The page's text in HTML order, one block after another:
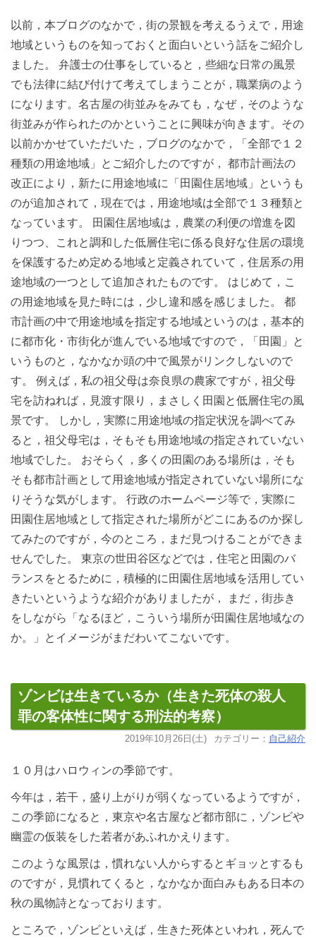
以前，本ブログのなかで，街の景観を考えるうえで，用途
地域というものを知っておくと面白いという話をご紹介し
ました。 弁護士の仕事をしていると，些細な日常の風景
でも法律に結び付けて考えてしまうことが，職業病のよう
になります。名古屋の街並みをみても，なぜ，そのような
街並みが作られたのかということに興味が向きます。その
以前かかせていただいた，ブログのなかで，「全部で１２
種類の用途地域」とご紹介したのですが， 都市計画法の
改正により，新たに用途地域に「田園住居地域」というも
のが追加されて，現在では，用途地域は全部で１３種類と
なっています。 田園住居地域は，農業の利便の増進を図
りつつ、これと調和した低層住宅に係る良好な住居の環境
を保護するため定める地域と定義されていて，住居系の用
途地域の一つとして追加されたものです。 はじめて，こ
の用途地域を見た時には，少し違和感を感じました。 都
市計画の中で用途地域を指定する地域というのは，基本的
に都市化・市街化が進んでいる地域ですので，「田園」と
いうものと，なかなか頭の中で風景がリンクしないので
す。 例えば，私の祖父母は奈良県の農家ですが，祖父母
宅を訪ねれば，見渡す限り，まさしく田園と低層住宅の風
景です。 しかし，実際に用途地域の指定状況を調べてみ
ると，祖父母宅は，そもそも用途地域の指定されていない
地域でした。 おそらく，多くの田園のある場所は，そも
そも都市計画として用途地域が指定されていない場所にな
りそうな気がします。 行政のホームページ等で，実際に
田園住居地域として指定された場所がどこにあるのか探し
てみたのですが，今のところ，まだ見つけることができま
せんでした。 東京の世田谷区などでは，住宅と田園のバ
ランスをとるために，積極的に田園住居地域を活用してい
きたいというような紹介がありましたが， まだ，街歩き
をしながら「なるほど，こういう場所が田園住居地域なの
か。」とイメージがまだわいてこないです。
ゾンビは生きているか（生きた死体の殺人
罪の客体性に関する刑法的考察）
2019年10月26日(土) カテゴリー： 自己紹介
１０月はハロウィンの季節です。
今年は，若干，盛り上がりが弱くなっているようですが，
この季節になると，東京や名古屋など都市部に，ゾンビや
幽霊の仮装をした若者があふれかえります。
このような風景は，慣れない人からするとギョッとするも
のですが，見慣れてくると，なかなか面白みもある日本の
秋の風物詩となっております。
ところで，ゾンビといえば，生きた死体といわれ，死んで